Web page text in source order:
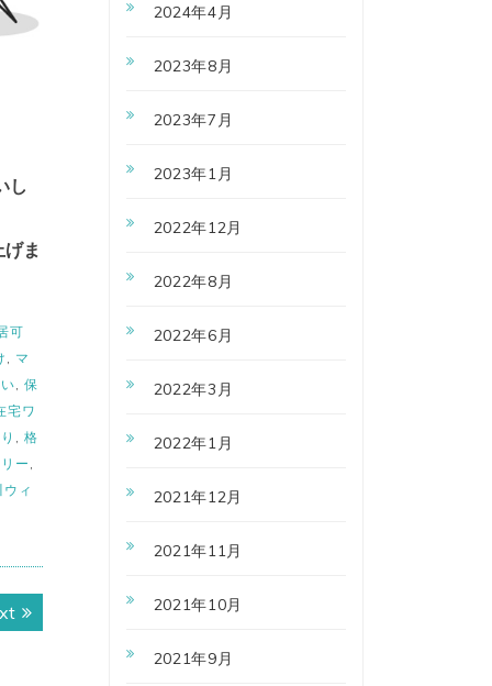
し
ま
可
, マ
, 保
宅ワ
, 格
ー ,
ィ
Next
post:
2024年4月
2023年8月
2023年7月
2023年1月
2022年12月
2022年8月
2022年6月
2022年3月
2022年1月
2021年12月
2021年11月
2021年10月
2021年9月